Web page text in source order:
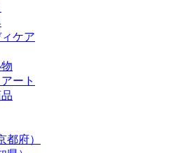
ケア
ート
都府）